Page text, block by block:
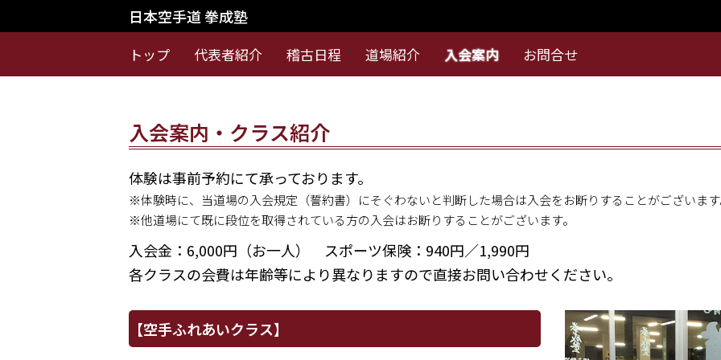
日本空手道 拳成塾
トップ 代表者紹介 稽古日程 道場紹介 入会案内 お問合せ
入会案内・クラス紹介
体験は事前予約にて承っております。
※体験時に、当道場の入会規定（誓約書）にそぐわないと判断した場合は入会をお断りすることがございま
※他道場にて既に段位を取得されている方の入会はお断りすることがございます。
入会金：6,000円（お一人） スポーツ保険：940円／1,990円
各クラスの会費は年齢等により異なりますので直接お問い合わせください。
【空手ふれあいクラス】